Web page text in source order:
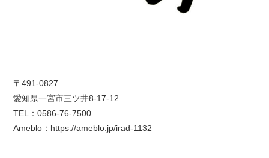
〒491-0827
愛知県一宮市三ツ井8-17-12
TEL：0586-76-7500
Ameblo： https://ameblo.jp/irad-1132